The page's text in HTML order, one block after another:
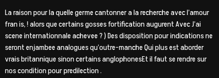
La raison pour la quelle germe cantonner a la recherche avec l’amour
fran is, ! alors que certains gosses fortification augurent Avec J’ai
scene internationnale achevee ? ) Des disposition pour indications ne
seront enjambee analogues qu’outre-manche Qui plus est aborder
vrais britannique sinon certains anglophonesEt il faut se rendre sur
nos condition pour predilection .